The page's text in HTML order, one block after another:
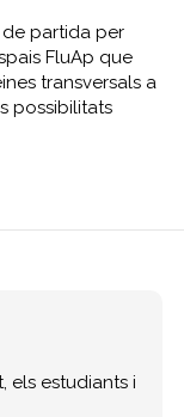
partida per
FluAp que
transversals a
possibilitats
els estudiants i